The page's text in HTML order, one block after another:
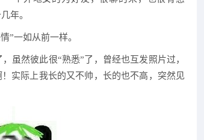
年。
”一如从前一样。
虽然彼此很“熟悉”了，曾经也互发照片过，
实际上我长的又不帅，长的也不高，突然见